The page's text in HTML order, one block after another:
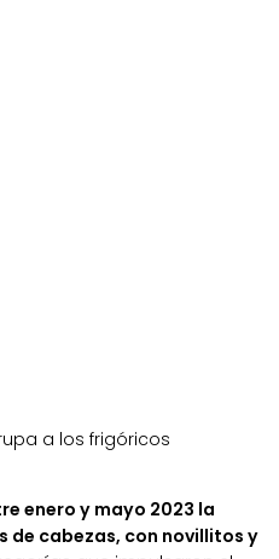
a los frigóricos
enero y mayo 2023 la
de cabezas, con novillitos y